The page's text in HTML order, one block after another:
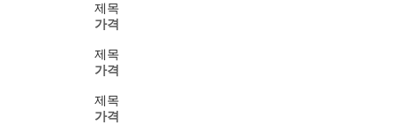
제목
가격
제목
가격
제목
가격